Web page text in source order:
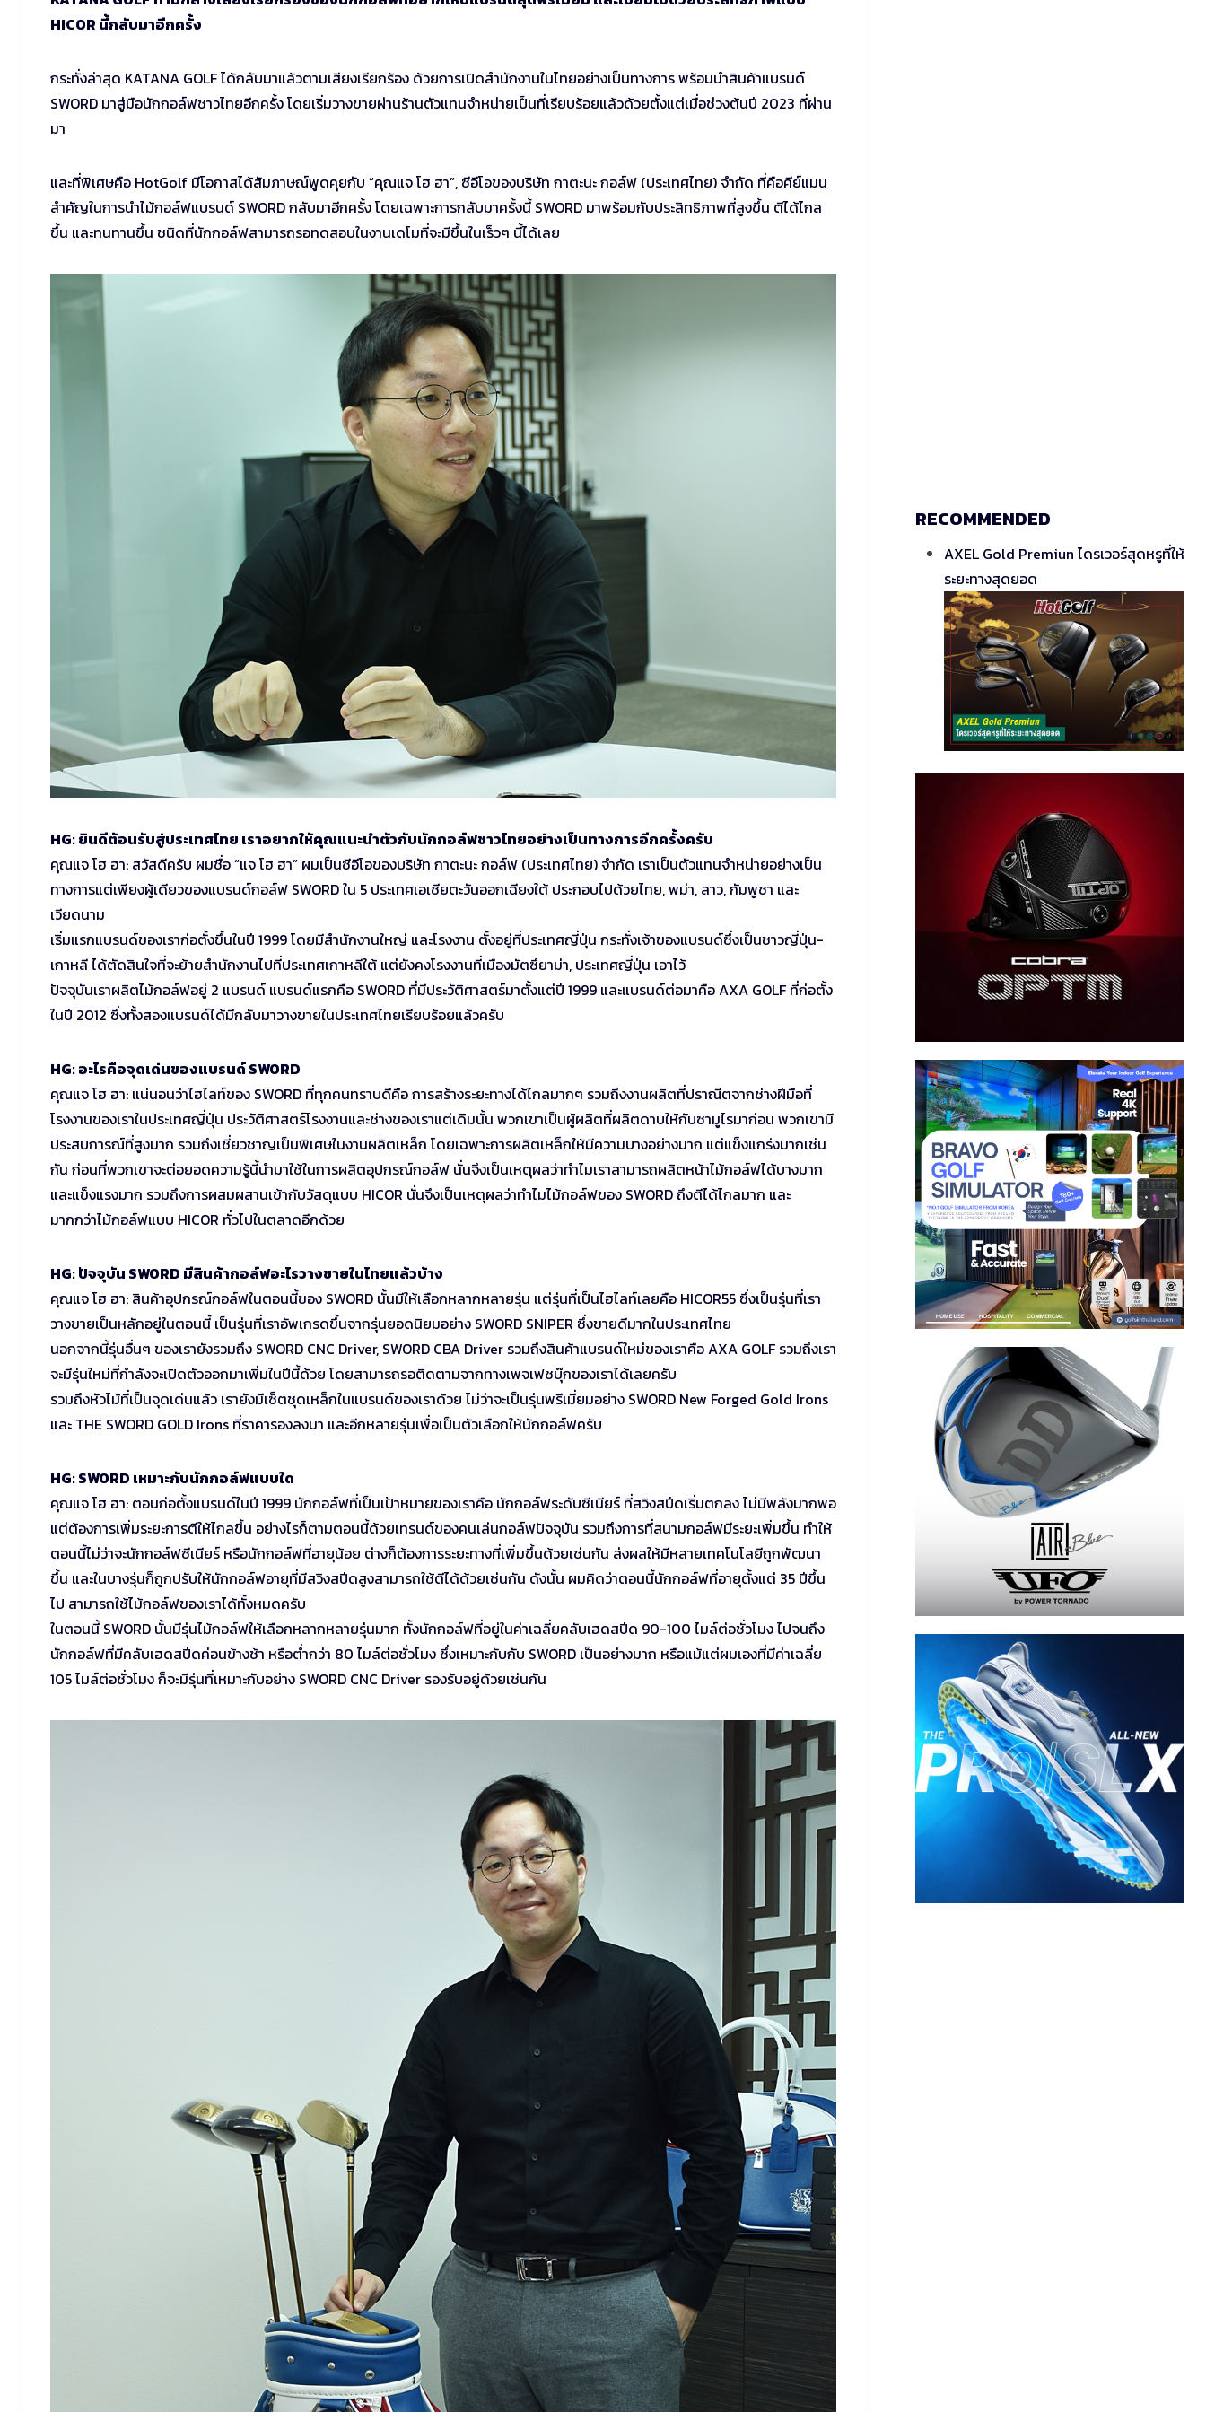
HICOR นี้กลับมาอีกครั้ง
กระทั่งล่าสุด KATANA GOLF ได้กลับมาแล้วตามเสียงเรียกร้อง ด้วยการเปิดสำนักงานในไทยอย่างเป็นทางการ พร้อมนำสินค้าแบรนด์
SWORD มาสู่มือนักกอล์ฟชาวไทยอีกครั้ง โดยเริ่มวางขายผ่านร้านตัวแทนจำหน่ายเป็นที่เรียบร้อยแล้วด้วยตั้งแต่เมื่อช่วงต้นปี 2023 ที่ผ่าน
มา
และที่พิเศษคือ HotGolf มีโอกาสได้สัมภาษณ์พูดคุยกับ “คุณแจ โฮ ฮา”, ซีอีโอของบริษัท กาตะนะ กอล์ฟ (ประเทศไทย) จำกัด ที่คือคีย์แมน
สำคัญในการนำไม้กอล์ฟแบรนด์ SWORD กลับมาอีกครั้ง โดยเฉพาะการกลับมาครั้งนี้ SWORD มาพร้อมกับประสิทธิภาพที่สูงขึ้น ตีได้ไกล
ขึ้น และทนทานขึ้น ชนิดที่นักกอล์ฟสามารถรอทดสอบในงานเดโมที่จะมีขึ้นในเร็วๆ นี้ได้เลย
HG: ยินดีต้อนรับสู่ประเทศไทย เราอยากให้คุณแนะนำตัวกับนักกอล์ฟชาวไทยอย่างเป็นทางการอีกครั้งครับ
คุณแจ โฮ ฮา: สวัสดีครับ ผมชื่อ “แจ โฮ ฮา” ผมเป็นซีอีโอของบริษัท กาตะนะ กอล์ฟ (ประเทศไทย) จำกัด เราเป็นตัวแทนจำหน่ายอย่างเป็น
ทางการแต่เพียงผู้เดียวของแบรนด์กอล์ฟ SWORD ใน 5 ประเทศเอเชียตะวันออกเฉียงใต้ ประกอบไปด้วยไทย, พม่า, ลาว, กัมพูชา และ
เวียดนาม
เริ่มแรกแบรนด์ของเราก่อตั้งขึ้นในปี 1999 โดยมีสำนักงานใหญ่ และโรงงาน ตั้งอยู่ที่ประเทศญี่ปุ่น กระทั่งเจ้าของแบรนด์ซึ่งเป็นชาวญี่ปุ่น-
เกาหลี ได้ตัดสินใจที่จะย้ายสำนักงานไปที่ประเทศเกาหลีใต้ แต่ยังคงโรงงานที่เมืองมัตซึยาม่า, ประเทศญี่ปุ่น เอาไว้
ปัจจุบันเราผลิตไม้กอล์ฟอยู่ 2 แบรนด์ แบรนด์แรกคือ SWORD ที่มีประวัติศาสตร์มาตั้งแต่ปี 1999 และแบรนด์ต่อมาคือ AXA GOLF ที่ก่อตั้ง
ในปี 2012 ซึ่งทั้งสองแบรนด์ได้มีกลับมาวางขายในประเทศไทยเรียบร้อยแล้วครับ
HG: อะไรคือจุดเด่นของแบรนด์ SWORD
คุณแจ โฮ ฮา: แน่นอนว่าไฮไลท์ของ SWORD ที่ทุกคนทราบดีคือ การสร้างระยะทางได้ไกลมากๆ รวมถึงงานผลิตที่ปราณีตจากช่างฝีมือที่
โรงงานของเราในประเทศญี่ปุ่น ประวัติศาสตร์โรงงานและช่างของเราแต่เดิมนั้น พวกเขาเป็นผู้ผลิตที่ผลิตดาบให้กับซามูไรมาก่อน พวกเขามี
ประสบการณ์ที่สูงมาก รวมถึงเชี่ยวชาญเป็นพิเศษในงานผลิตเหล็ก โดยเฉพาะการผลิตเหล็กให้มีความบางอย่างมาก แต่แข็งแกร่งมากเช่น
กัน ก่อนที่พวกเขาจะต่อยอดความรู้นี้นำมาใช้ในการผลิตอุปกรณ์กอล์ฟ นั่นจึงเป็นเหตุผลว่าทำไมเราสามารถผลิตหน้าไม้กอล์ฟได้บางมาก
และแข็งแรงมาก รวมถึงการผสมผสานเข้ากับวัสดุแบบ HICOR นั่นจึงเป็นเหตุผลว่าทำไมไม้กอล์ฟของ SWORD ถึงตีได้ไกลมาก และ
มากกว่าไม้กอล์ฟแบบ HICOR ทั่วไปในตลาดอีกด้วย
HG: ปัจจุบัน SWORD มีสินค้ากอล์ฟอะไรวางขายในไทยแล้วบ้าง
คุณแจ โฮ ฮา: สินค้าอุปกรณ์กอล์ฟในตอนนี้ของ SWORD นั้นมีให้เลือกหลากหลายรุ่น แต่รุ่นที่เป็นไฮไลท์เลยคือ HICOR55 ซึ่งเป็นรุ่นที่เรา
วางขายเป็นหลักอยู่ในตอนนี้ เป็นรุ่นที่เราอัพเกรดขึ้นจากรุ่นยอดนิยมอย่าง SWORD SNIPER ซึ่งขายดีมากในประเทศไทย
นอกจากนี้รุ่นอื่นๆ ของเรายังรวมถึง SWORD CNC Driver, SWORD CBA Driver รวมถึงสินค้าแบรนด์ใหม่ของเราคือ AXA GOLF รวมถึงเรา
จะมีรุ่นใหม่ที่กำลังจะเปิดตัวออกมาเพิ่มในปีนี้ด้วย โดยสามารถรอติดตามจากทางเพจเฟซบุ๊กของเราได้เลยครับ
รวมถึงหัวไม้ที่เป็นจุดเด่นแล้ว เรายังมีเซ็ตชุดเหล็กในแบรนด์ของเราด้วย ไม่ว่าจะเป็นรุ่นพรีเมี่ยมอย่าง SWORD New Forged Gold Irons
และ THE SWORD GOLD Irons ที่ราคารองลงมา และอีกหลายรุ่นเพื่อเป็นตัวเลือกให้นักกอล์ฟครับ
HG: SWORD เหมาะกับนักกอล์ฟแบบใด
คุณแจ โฮ ฮา: ตอนก่อตั้งแบรนด์ในปี 1999 นักกอล์ฟที่เป็นเป้าหมายของเราคือ นักกอล์ฟระดับซีเนียร์ ที่สวิงสปีดเริ่มตกลง ไม่มีพลังมากพอ
แต่ต้องการเพิ่มระยะการตีให้ไกลขึ้น อย่างไรก็ตามตอนนี้ด้วยเทรนด์ของคนเล่นกอล์ฟปัจจุบัน รวมถึงการที่สนามกอล์ฟมีระยะเพิ่มขึ้น ทำให้
ตอนนี้ไม่ว่าจะนักกอล์ฟซีเนียร์ หรือนักกอล์ฟที่อายุน้อย ต่างก็ต้องการระยะทางที่เพิ่มขึ้นด้วยเช่นกัน ส่งผลให้มีหลายเทคโนโลยีถูกพัฒนา
ขึ้น และในบางรุ่นก็ถูกปรับให้นักกอล์ฟอายุที่มีสวิงสปีดสูงสามารถใช้ตีได้ด้วยเช่นกัน ดังนั้น ผมคิดว่าตอนนี้นักกอล์ฟที่อายุตั้งแต่ 35 ปีขึ้น
ไป สามารถใช้ไม้กอล์ฟของเราได้ทั้งหมดครับ
ในตอนนี้ SWORD นั้นมีรุ่นไม้กอล์ฟให้เลือกหลากหลายรุ่นมาก ทั้งนักกอล์ฟที่อยู่ในค่าเฉลี่ยคลับเฮดสปีด 90-100 ไมล์ต่อชั่วโมง ไปจนถึง
นักกอล์ฟที่มีคลับเฮดสปีดค่อนข้างช้า หรือต่ำกว่า 80 ไมล์ต่อชั่วโมง ซึ่งเหมาะกับกับ SWORD เป็นอย่างมาก หรือแม้แต่ผมเองที่มีค่าเฉลี่ย
105 ไมล์ต่อชั่วโมง ก็จะมีรุ่นที่เหมาะกับอย่าง SWORD CNC Driver รองรับอยู่ด้วยเช่นกัน
RECOMMENDED
AXEL Gold Premiun ไดรเวอร์สุดหรูที่ให้
ระยะทางสุดยอด